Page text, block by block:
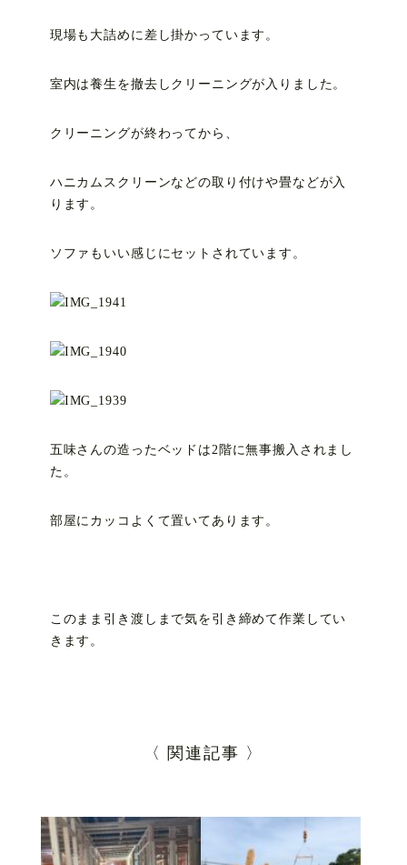
現場も大詰めに差し掛かっています。
室内は養生を撤去しクリーニングが入りました。
クリーニングが終わってから、
ハニカムスクリーンなどの取り付けや畳などが入
ります。
ソファもいい感じにセットされています。
五味さんの造ったベッドは2階に無事搬入されまし
た。
部屋にカッコよくて置いてあります。
このまま引き渡しまで気を引き締めて作業してい
きます。
〈 関連記事 〉